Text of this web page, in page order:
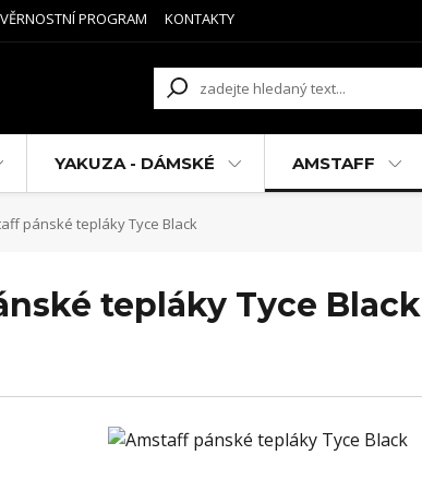
VĚRNOSTNÍ PROGRAM KONTAKTY
YAKUZA - DÁMSKÉ AMSTAFF
pánské tepláky Tyce Black
tepláky Tyce Black